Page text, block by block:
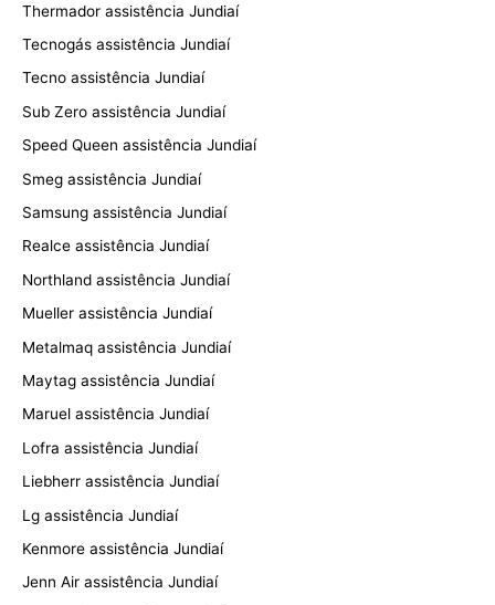
Thermador assistência Jundiaí
Tecnogás assistência Jundiaí
Tecno assistência Jundiaí
Sub Zero assistência Jundiaí
Speed Queen assistência Jundiaí
Smeg assistência Jundiaí
Samsung assistência Jundiaí
Realce assistência Jundiaí
Northland assistência Jundiaí
Mueller assistência Jundiaí
Metalmaq assistência Jundiaí
Maytag assistência Jundiaí
Maruel assistência Jundiaí
Lofra assistência Jundiaí
Liebherr assistência Jundiaí
Lg assistência Jundiaí
Kenmore assistência Jundiaí
Jenn Air assistência Jundiaí